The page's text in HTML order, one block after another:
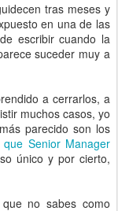
tras meses y
en una de las
escribir cuando la
suceder muy a
a cerrarlos, a
muchos casos, yo
parecido son los
Senior Manager
único y por cierto,
no sabes como